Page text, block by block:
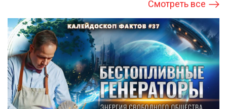
Смотреть все